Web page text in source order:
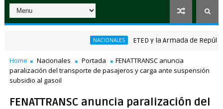
NACIONALES ETED y la Armada de República
ganador de RD$37 millones con el Loto
Home Nacionales Portada
FENATTRANSC anuncia
paralización del transporte de pasajeros y carga ante suspensión
subsidio al gasoil
FENATTRANSC anuncia paralización del